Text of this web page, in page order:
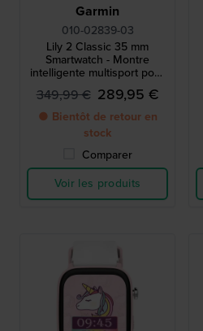
Garmin
010-02839-03
Lily 2 Classic 35 mm
Smartwatch - Montre
intelligente multisport pour
femme en bronze foncé
avec bracelet en cuir de
mûrier
349,99 € 289,95 €
● Bientôt de retour en
stock
Comparer
Voir les produits